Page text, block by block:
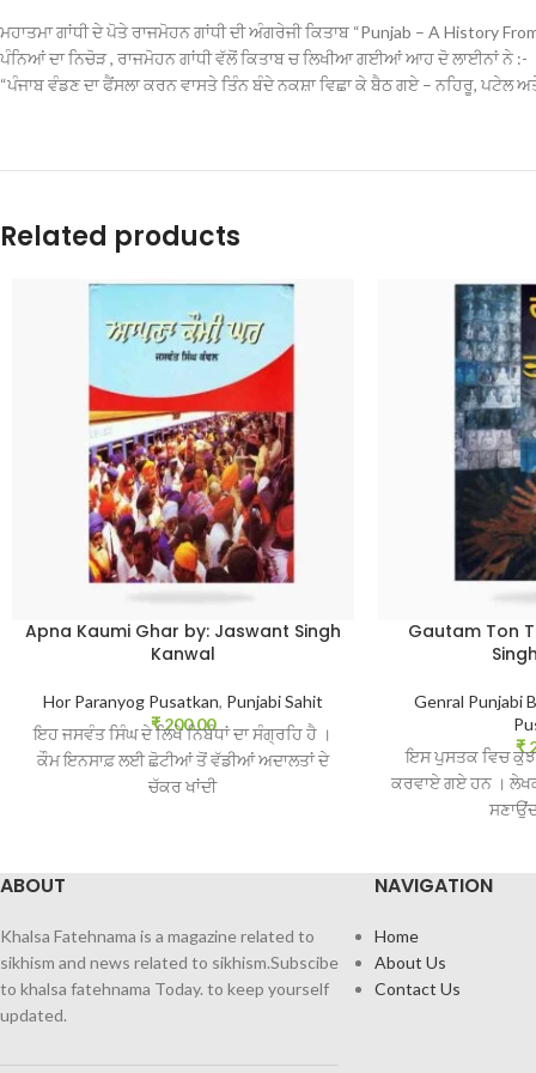
ਮਹਾਤਮਾ ਗਾਂਧੀ ਦੇ ਪੋਤੇ ਰਾਜਮੋਹਨ ਗਾਂਧੀ ਦੀ ਅੰਗਰੇਜੀ ਕਿਤਾਬ “Punjab – A History
ਪੰਨਿਆਂ ਦਾ ਨਿਚੋੜ , ਰਾਜਮੋਹਨ ਗਾਂਧੀ ਵੱਲੋਂ ਕਿਤਾਬ ਚ ਲਿਖੀਆ ਗਈਆਂ ਆਹ ਦੋ ਲਾਈਨਾਂ ਨੇ :-
“ਪੰਜਾਬ ਵੰਡਣ ਦਾ ਫੈਂਸਲਾ ਕਰਨ ਵਾਸਤੇ ਤਿੰਨ ਬੰਦੇ ਨਕਸ਼ਾ ਵਿਛਾ ਕੇ ਬੈਠ ਗਏ – ਨਹਿਰੂ, ਪਟੇਲ
Related products
Apna Kaumi Ghar by: Jaswant Singh
Kanwal
Hor Paranyog Pusatkan, Punjabi Sahit
₹200.00
ਇਹ ਜਸਵੰਤ ਸਿੰਘ ਦੇ ਲਿਖੇ ਨਿਬੰਧਾਂ ਦਾ ਸੰਗ੍ਰਹਿ ਹੈ ।
ਕੌਮ ਇਨਸਾਫ਼ ਲਈ ਛੋਟੀਆਂ ਤੋਂ ਵੱਡੀਆਂ ਅਦਾਲਤਾਂ ਦੇ
ਚੱਕਰ ਖਾਂਦੀ
Gautam Ton
Genral Punjabi
₹
ਇਸ ਪੁਸਤਕ ਵਿਚ ਕੁਝ
ਕਰਵਾਏ ਗਏ ਹਨ ।
ABOUT
Khalsa Fatehnama is a magazine related to
sikhism and news related to sikhism.Subscibe
to khalsa fatehnama Today. to keep yourself
updated.
NAVIGATION
Home
About Us
Contact Us